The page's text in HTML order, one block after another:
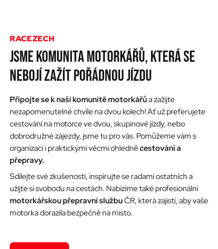
RACEZECH
JSME KOMUNITA MOTORKÁŘŮ, KTERÁ SE
NEBOJÍ ZAŽÍT POŘÁDNOU JÍZDU
Připojte se k naší komunitě motorkářůa zažijte
nezapomenutelné chvíle na dvou kolech! Ať už preferujete
cestování na motorce ve dvou, skupinové jízdy, nebo
dobrodružné zájezdy, jsme tu pro vás. Pomůžeme vám s
organizací i praktickými věcmi ohledněcestování a
přepravy.
Sdílejte své zkušenosti, inspirujte se radami ostatních a
užijte si svobodu na cestách. Nabízíme také profesionální
motorkářskou přepravní službuČR, která zajistí, aby vaše
motorka dorazila bezpečně na místo.